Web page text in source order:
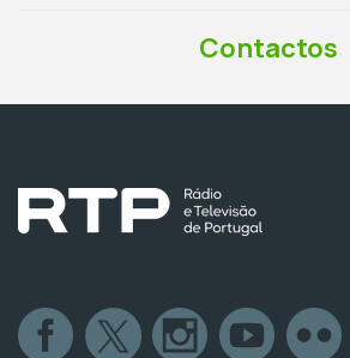
Contactos